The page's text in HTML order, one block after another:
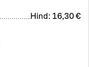
Hind: 16,30 €